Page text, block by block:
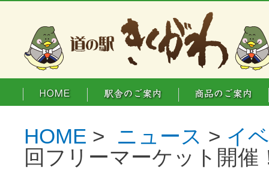
HOME > ニュース > イ
回フリーマーケット開催